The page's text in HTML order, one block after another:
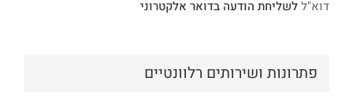
דוא"ללשליחת הודעה בדואר אלקטרוני
פתרונות ושירותים רלוונטיים